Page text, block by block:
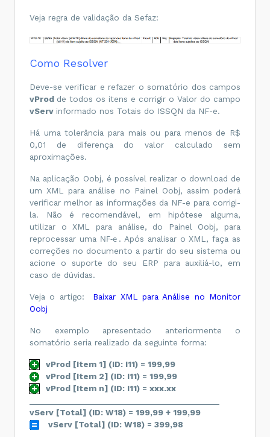
vBC> 199.99
<vAliq >5.00
<cMunFG> 4314902</cMunFG>
cListServ
<indIncentivo > 2</indIncentivo>
</ ISSQN
>
< PIS>
<PISOutr>
vBC
<pPIS>1.65</ pPIS >
<
vPIS>3.30 </vPIS>
<
COFINS
<COFINSOutr>
<CST>50 </CST
<vBC>199.99 </vBC>
pCOFINS> 7.60</ pCOFINS >
vCOFINS 15.20 </ vCOFINS
</ COFINSOutr>
</COFINS >
</ imposto>
</
<det
<cProd>L10001 </cProd
>
<NCM>00</NCM
<CFOP> 6101</CFOP>
<qCom>1.00 </ qCom
<vUnCom> 199.99</vUnCom
vProd>199.99</vProd
< cEANTrib/>
<qTrib>1.00</qTrib>
<vUnTrib>199.99</vUnTrib
<indTot>1 </ indTot>
Veja regra de validação da Sefaz:
Como Resolver
Deve-se verificar e refazer o somatório dos campos
vProd de todos os itens e corrigir o Valor do campo
vServ informado nos Totais do ISSQN da NF-e.
Há uma tolerância para mais ou para menos de R$
0,01 de diferença do valor calculado sem
aproximações.
Na aplicação Oobj, é possível realizar o download de
um XML para análise no Painel Oobj, assim poderá
verificar melhor as informações da NF-e para corrigi-
la. Não é recomendável, em hipótese alguma,
utilizar o XML para análise, do Painel Oobj, para
reprocessar uma NF-e . Após analisar o XML, faça as
correções no documento a partir do seu sistema ou
acione o suporte do seu ERP para auxiliá-lo, em
caso de dúvidas.
Veja o artigo: Baixar XML para Análise no Monitor
Oobj
No exemplo apresentado anteriormente o
somatório seria realizado da seguinte forma:
vProd [Item 1] (ID: I11) = 199,99
vProd [Item 2] (ID: I11) = 199,99
vProd [Item n] (ID: I11) = xxx.xx
vServ [Total] (ID: W18) = 199,99 + 199,99
vServ [Total] (ID: W18) = 399,98